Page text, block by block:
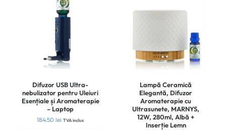
Difuzor USB Ultra-
nebulizator pentru Uleiuri
Esențiale și Aromaterapie
– Laptop
184.50 lei TVA inclus
Lampă Ceramică
Elegantă, Difuzor
Aromaterapie cu
Ultrasunete, MARNYS,
12W, 280ml, Albă +
Inserție Lemn